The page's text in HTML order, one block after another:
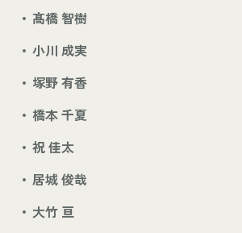
髙橋 智樹
小川 成実
塚野 有香
橋本 千夏
祝 佳太
居城 俊哉
大竹 亘